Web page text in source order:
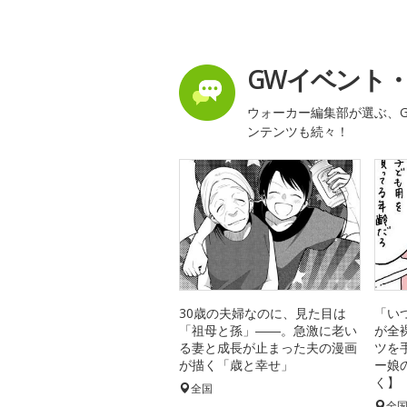
GWイベント
ウォーカー編集部が選ぶ、
ンテンツも続々！
30歳の夫婦なのに、見た目は
「祖母と孫」――。急激に老い
る妻と成長が止まった夫の漫画
が描く「歳と幸せ」
全国
「
が全
ツを
ー娘
く】